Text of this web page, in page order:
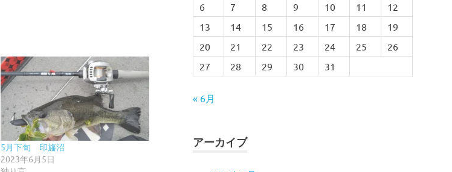
5月下旬 印旛沼
2023年6月5日
6
7 8 9 10 11
12
13
14 15 16 17 18
19
20
21 22 23 24 25
26
27
28 29 30 31
« 6月
アーカイブ